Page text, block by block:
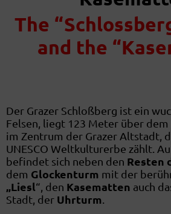
The
and the
Der Grazer Schloßberg ist ein
Felsen, liegt 123 Meter über
im Zentrum der Grazer Altstadt,
UNESCO Weltkulturerbe zählt.
befindet sich neben den Resten
dem Glockenturm mit der
„Liesl“, den Kasematten auch
Stadt, derUhrturm